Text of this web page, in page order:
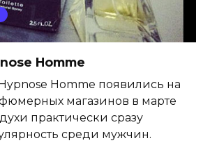
Homme
Homme появились на
магазинов в марте
практически сразу
среди мужчин.